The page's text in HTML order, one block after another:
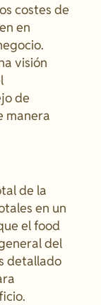
costes de
en
visión
de
manera
de la
en un
el food
del
detallado